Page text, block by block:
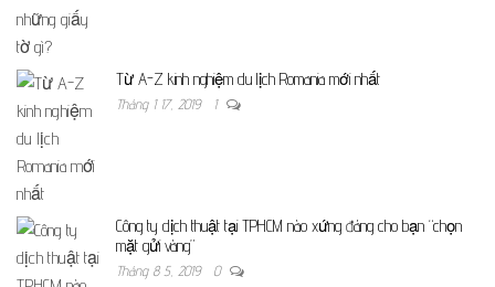
Từ A-Z kinh nghiệm du lịch Romania mới nhất
Tháng 1 17, 2019 1
Công ty dịch thuật tại TPHCM nào xứng đáng cho bạn “chọn
mặt gửi vàng”
Tháng 8 5, 2019 0